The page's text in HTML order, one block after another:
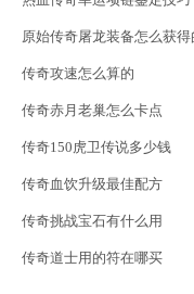
原始传奇屠龙装备怎么获得
传奇攻速怎么算的
传奇赤月老巢怎么卡点
传奇150虎卫传说多少钱
传奇血饮升级最佳配方
传奇挑战宝石有什么用
传奇道士用的符在哪买